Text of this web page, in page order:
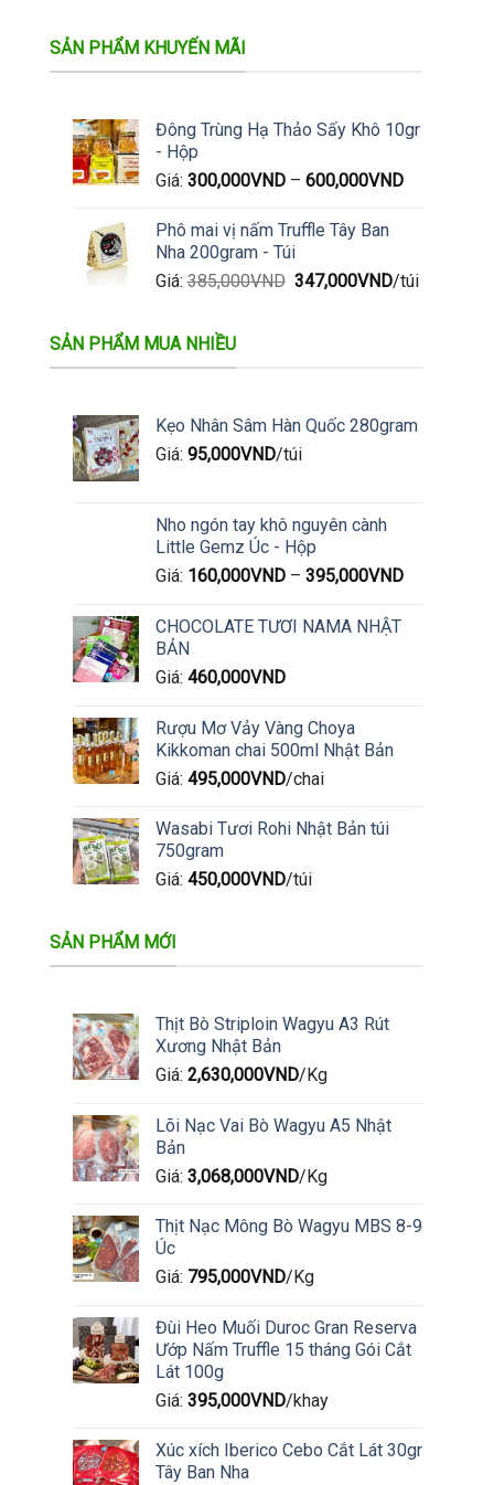
có
được
trên
trang
sản
SẢN PHẨM KHUYẾN MÃI
Đông Trùng Hạ Thảo Sấy Khô 10gr
- Hộp
Giá: 300,000VND– 600,000VND
Phô mai vị nấm Truffle Tây Ban
Nha 200gram - Túi
Giá: 385,000VND Giá
347,000VNDGiá
/túi
SẢN PHẨM MUA NHIỀU
Kẹo Nhân Sâm Hàn Quốc 280gram
Giá: 95,000VND/túi
Nho ngón tay khô nguyên cành
Little Gemz Úc - Hộp
Giá: 160,000VND– 395,000VND
CHOCOLATE TƯƠI NAMA NHẬT
BẢN
Giá: 460,000VND
Rượu Mơ Vảy Vàng Choya
Kikkoman chai 500ml Nhật Bản
Giá: 495,000VND/chai
Wasabi Tươi Rohi Nhật Bản túi
750gram
Giá: 450,000VND/túi
SẢN PHẨM MỚI
Thịt Bò Striploin Wagyu A3 Rút
Xương Nhật Bản
Giá: 2,630,000VND/Kg
Lõi Nạc Vai Bò Wagyu A5 Nhật
Bản
Giá: 3,068,000VND/Kg
Thịt Nạc Mông Bò Wagyu MBS 8-9
Úc
Giá: 795,000VND/Kg
Đùi Heo Muối Duroc Gran Reserva
Ướp Nấm Truffle 15 tháng Gói Cắt
Lát 100g
Giá: 395,000VND/khay
Xúc xích Iberico Cebo Cắt Lát 30gr
Tây Ban Nha